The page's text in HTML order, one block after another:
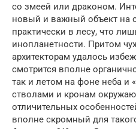
со змеей или драконом.
новый и важный объект на
практически в лесу, что
инопланетности. Притом
архитекторам удалось
смотрится вполне
так и летом на фоне неба и
стволами и кронам
отличительных
вполне скромный для